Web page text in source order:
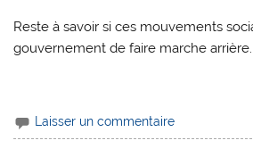
Reste à savoir si ces mouvements
gouvernement de faire marche arrière.
Laisser un commentaire